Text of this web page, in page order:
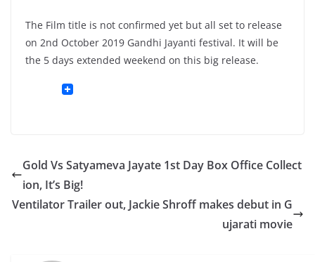
The Film title is not confirmed yet but all set to release
on 2nd October 2019 Gandhi Jayanti festival. It will be
the 5 days extended weekend on this big release.
Gold Vs Satyameva Jayate 1st Day Box Office Collect
ion, It’s Big!
Ventilator Trailer out, Jackie Shroff makes debut in G
ujarati movie